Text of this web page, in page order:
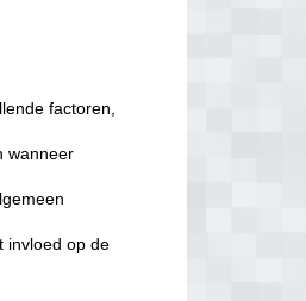
factoren,
wanneer
invloed op de